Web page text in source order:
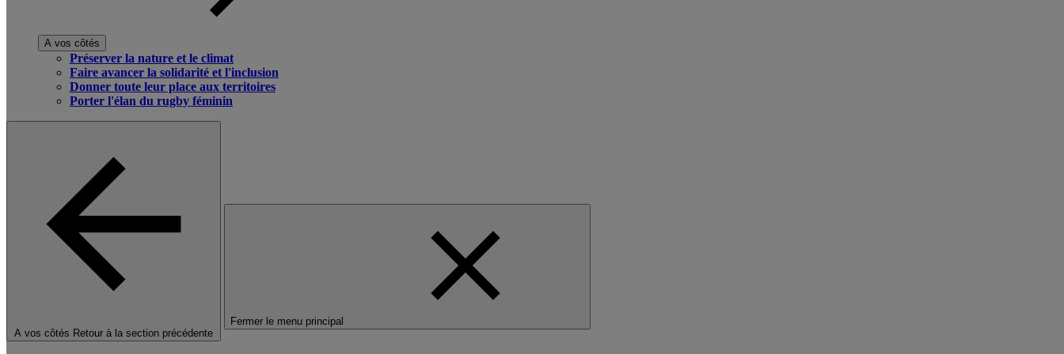
A vos côtés
Préserver la nature et le climat
Faire avancer la solidarité et l'inclusion
Donner toute leur place aux territoires
Porter l'élan du rugby féminin
A vos côtés Retour à la section précédente
Fermer le menu principal